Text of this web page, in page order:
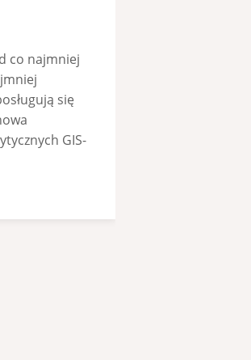
co najmniej
się
GIS-